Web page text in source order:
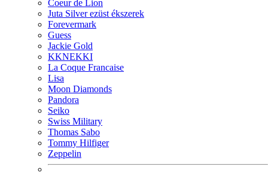
Coeur de Lion
Juta Silver ezüst ékszerek
Forevermark
Guess
Jackie Gold
KKNEKKI
La Coque Francaise
Lisa
Moon Diamonds
Pandora
Seiko
Swiss Military
Thomas Sabo
Tommy Hilfiger
Zeppelin